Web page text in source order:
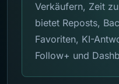
Verkäufern, Zeit
bietet Reposts,
Favoriten, KI-
Follow+ und